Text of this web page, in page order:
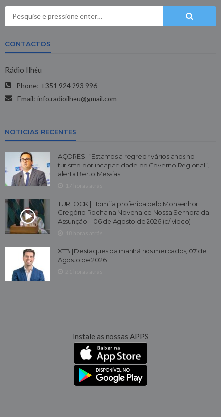
CONTACTOS
Rádio Ilhéu
Phone: +351 924 293 996
Email: info.radioilheu@gmail.com
NOTICIAS RECENTES
AÇORES | “Estamos a regredir vários anos no
turismo por incapacidade do Governo Regional”,
alerta Berto Messias
TURLOCK | Homilia proferida pelo Monsenhor
Gregório Rocha na Novena de Nossa Senhora da
Assunção – 06 de Agosto de 2026 (c/ vídeo)
XTB | Destaques da manhã nos mercados, 07 de
Agosto de 2026
Instale as nossas APPS